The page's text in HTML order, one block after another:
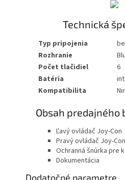
Technická
Typ pripojenia
Rozhranie
Počet tlačidiel
6
Batéria
Kompatibilita
Obsah predajného
Ľavý ovládač Joy-Con
Pravý ovládač Joy-Con
Ochranná šnúrka pre
Dokumentácia
Dodatočné parametre